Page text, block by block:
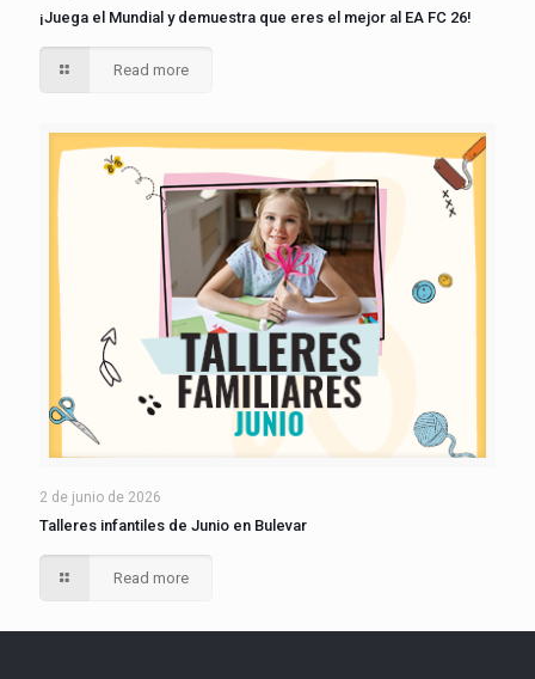
¡Juega el Mundial y demuestra que eres el mejor al EA FC 26!
Read more
2 de junio de 2026
Talleres infantiles de Junio en Bulevar
Read more